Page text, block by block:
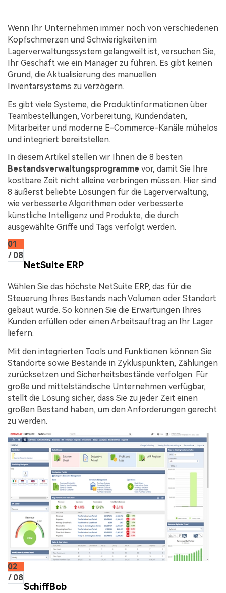
Wenn Ihr Unternehmen immer noch von verschiedenen
Kopfschmerzen und Schwierigkeiten im
Lagerverwaltungssystem gelangweilt ist, versuchen Sie,
Ihr Geschäft wie ein Manager zu führen. Es gibt keinen
Grund, die Aktualisierung des manuellen
Inventarsystems zu verzögern.
Es gibt viele Systeme, die Produktinformationen über
Teambestellungen, Vorbereitung, Kundendaten,
Mitarbeiter und moderne E-Commerce-Kanäle mühelos
und integriert bereitstellen.
In diesem Artikel stellen wir Ihnen die 8 besten
Bestandsverwaltungsprogramme vor, damit Sie Ihre
kostbare Zeit nicht alleine verbringen müssen. Hier sind
8 äußerst beliebte Lösungen für die Lagerverwaltung,
wie verbesserte Algorithmen oder verbesserte
künstliche Intelligenz und Produkte, die durch
ausgewählte Griffe und Tags verfolgt werden.
01
/ 08
NetSuite ERP
Wählen Sie das höchste NetSuite ERP, das für die
Steuerung Ihres Bestands nach Volumen oder Standort
gebaut wurde. So können Sie die Erwartungen Ihres
Kunden erfüllen oder einen Arbeitsauftrag an Ihr Lager
liefern.
Mit den integrierten Tools und Funktionen können Sie
Standorte sowie Bestände in Zykluspunkten, Zählungen
zurücksetzen und Sicherheitsbestände verfolgen. Für
große und mittelständische Unternehmen verfügbar,
stellt die Lösung sicher, dass Sie zu jeder Zeit einen
großen Bestand haben, um den Anforderungen gerecht
zu werden.
02
/ 08
SchiffBob